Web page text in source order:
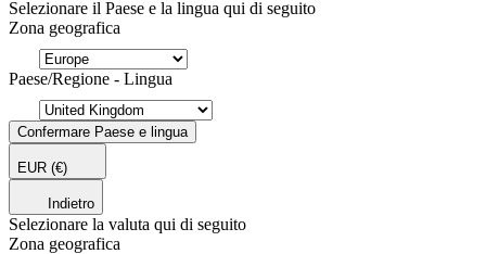
Selezionare il Paese e la lingua qui di seguito
Zona geografica
Paese/Regione - Lingua
Confermare Paese e lingua
EUR (€)
Indietro
Selezionare la valuta qui di seguito
Zona geografica